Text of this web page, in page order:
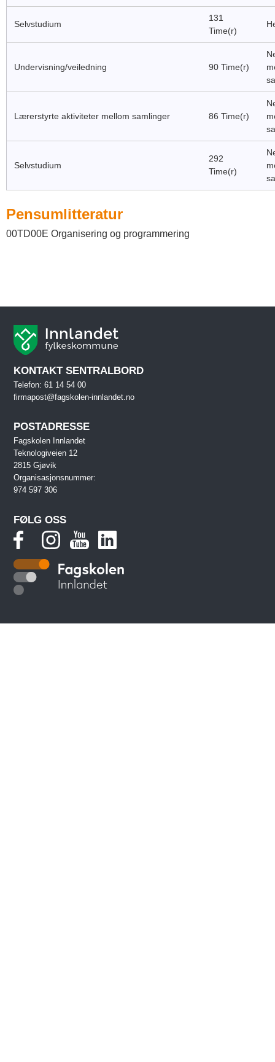
Selvstudium
131
Time(r)
Undervisning/veiledning 90 Time(r)
Lærerstyrte aktiviteter mellom samlinger 86 Time(r)
Selvstudium
292
Time(r)
Pensumlitteratur
00TD00E Organisering og programmering
KONTAKT SENTRALBORD
Telefon: 61 14 54 00
firmapost@fagskolen-innlandet.no
POSTADRESSE
Fagskolen Innlandet
Teknologiveien 12
2815 Gjøvik
Organisasjonsnummer:
974 597 306
FØLG OSS